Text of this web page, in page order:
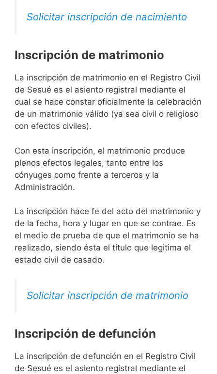
Solicitar inscripción de nacimiento
Inscripción de matrimonio
La inscripción de matrimonio en el Registro Civil
de Sesué es el asiento registral mediante el
cual se hace constar oficialmente la celebración
de un matrimonio válido (ya sea civil o religioso
con efectos civiles).
Con esta inscripción, el matrimonio produce
plenos efectos legales, tanto entre los
cónyuges como frente a terceros y la
Administración.
La inscripción hace fe del acto del matrimonio y
de la fecha, hora y lugar en que se contrae. Es
el medio de prueba de que el matrimonio se ha
realizado, siendo ésta el título que legitima el
estado civil de casado.
Solicitar inscripción de matrimonio
Inscripción de defunción
La inscripción de defunción en el Registro Civil
de Sesué es el asiento registral mediante el